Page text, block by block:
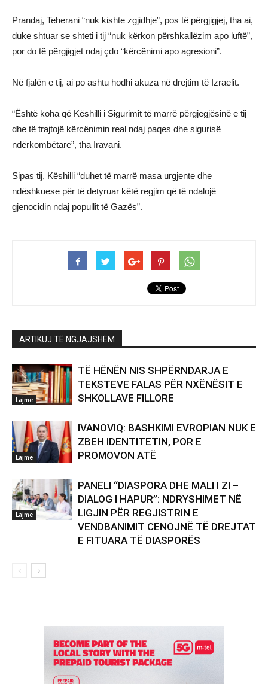
Prandaj, Teherani “nuk kishte zgjidhje”, pos të përgjigjej, tha ai,
duke shtuar se shteti i tij “nuk kërkon përshkallëzim apo luftë”,
por do të përgjigjet ndaj çdo “kërcënimi apo agresioni”.
Në fjalën e tij, ai po ashtu hodhi akuza në drejtim të Izraelit.
“Është koha që Këshilli i Sigurimit të marrë përgjegjësinë e tij
dhe të trajtojë kërcënimin real ndaj paqes dhe sigurisë
ndërkombëtare”, tha Iravani.
Sipas tij, Këshilli “duhet të marrë masa urgjente dhe
ndëshkuese për të detyruar këtë regjim që të ndalojë
gjenocidin ndaj popullit të Gazës”.
ARTIKUJ TË NGJAJSHËM
Lajme
TË HËNËN NIS SHPËRNDARJA E
TEKSTEVE FALAS PËR NXËNËSIT E
SHKOLLAVE FILLORE
Lajme
IVANOVIQ: BASHKIMI EVROPIAN NUK E
ZBEH IDENTITETIN, POR E
PROMOVON ATË
Lajme
PANELI “DIASPORA DHE MALI I ZI –
DIALOG I HAPUR”: NDRYSHIMET NË
LIGJIN PËR REGJISTRIN E
VENDBANIMIT CENOJNË TË DREJTAT
E FITUARA TË DIASPORËS